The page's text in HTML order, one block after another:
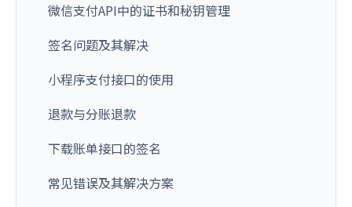
微信支付API中的证书和秘钥管理
签名问题及其解决
小程序支付接口的使用
退款与分账退款
下载账单接口的签名
常见错误及其解决方案